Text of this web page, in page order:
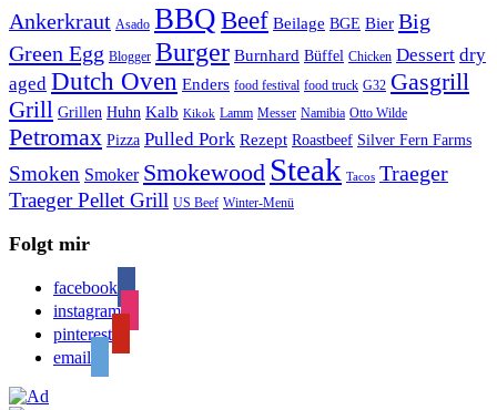
Ankerkraut Asado BBQBeef Beilage BGE Bier Big
Green Egg Blogger Burger Burnhard Büffel Chicken Dessert dry
aged Dutch Oven Enders food festival food truck G32 Gasgrill
Grill Grillen Huhn Kalb Kikok Lamm Messer Namibia Otto Wilde
Petromax Pizza Pulled Pork Rezept Roastbeef Silver Fern Farms
Smoken Smoker Smokewood Steak Tacos Traeger
Traeger Pellet Grill US Beef Winter-Menü
Folgt mir
facebook
instagram
pinterest
email